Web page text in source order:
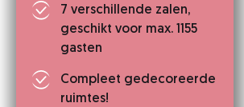
7 verschillende zalen,
geschikt voor max. 1155
gasten
Compleet gedecoreerde
ruimtes!